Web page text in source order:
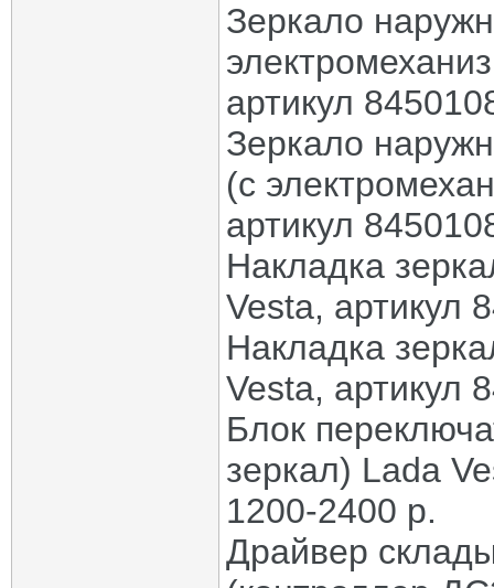
Зеркало
артикул
Зеркало
(с
артикул
Накладка
Vesta, артикул
Накладка
Vesta, артикул
Блок
зеркал) Lada
1200-2400 р.
Драйвер